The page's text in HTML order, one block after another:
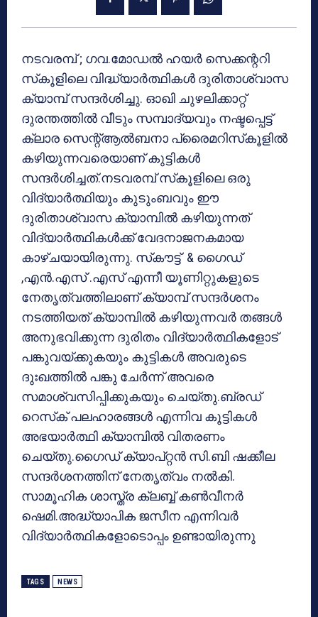
നടവരമ്പ് ; ഗവ.മോഡല്‍ ഹയര്‍ സെക്കന്ററി
സ്‌കൂളിലെ വിദ്ധ്യാര്‍ത്ഥികള്‍ ദുരിതാശ്വാസ
ക്യാമ്പ് സന്ദര്‍ശിച്ചു. ഓഖി ചുഴലിക്കാറ്റ്
ദുരന്തത്തില്‍ വീടും സമ്പാദ്യവും നഷ്ടപ്പെട്ട്
ക്ലാര സെന്റ്ആല്‍ബനാ പ്രൈമറിസ്‌കൂളില്‍
കഴിയുന്നവരെയാണ് കുട്ടികള്‍
സന്ദര്‍ശിച്ചത്.നടവരമ്പ് സ്‌കൂളിലെ ഒരു
വിദ്യാര്‍ത്ഥിയും കുടുംബവും ഈ
ദുരിതാശ്വാസ ക്യാമ്പില്‍ കഴിയുന്നത്
വിദ്യാര്‍ത്ഥികള്‍ക്ക് വേദനാജനകമായ
കാഴ്ചയായിരുന്നു. സ്‌കൗട്ട് & ഗൈഡ്
,എന്‍.എസ് .എസ് എന്നീ യൂണിറ്റുകളുടെ
നേതൃത്വത്തിലാണ് ക്യാമ്പ് സന്ദര്‍ശനം
നടത്തിയത് ക്യാമ്പില്‍ കഴിയുന്നവര്‍ തങ്ങള്‍
അനുഭവിക്കുന്ന ദുരിതം വിദ്യാര്‍ത്ഥികളോട്
പങ്കുവയ്ക്കുകയും കുട്ടികള്‍ അവരുടെ
ദുഃഖത്തില്‍ പങ്കു ചേര്‍ന്ന് അവരെ
സമാശ്വസിപ്പിക്കുകയും ചെയ്തു.ബ്രഡ്
റെസ്‌ക് പലഹാരങ്ങള്‍ എന്നിവ കൂട്ടികള്‍
അഭയാര്‍ത്ഥി ക്യാമ്പില്‍ വിതരണം
ചെയ്തു.ഗൈഡ് ക്യാപ്റ്റന്‍ സി.ബി ഷക്കീല
സന്ദര്‍ശനത്തിന് നേതൃത്വം നല്‍കി.
സാമൂഹിക ശാസ്ത്ര ക്ലബ്ബ് കണ്‍വീനര്‍
ഷെമി.അദ്ധ്യാപിക ജസീന എന്നിവര്‍
വിദ്യാര്‍ത്ഥികളോടൊപ്പം ഉണ്ടായിരുന്നു
TAGS NEWS